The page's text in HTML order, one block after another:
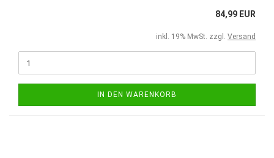
84,99 EUR
inkl. 19% MwSt. zzgl. Versand
IN DEN WARENKORB